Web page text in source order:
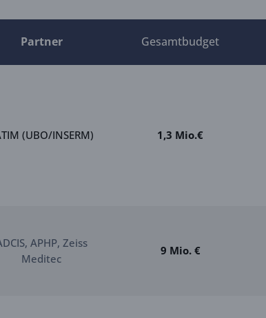
Partner Gesamtbudget
(UBO/INSERM) 1,3 Mio.€
APHP, Zeiss
Meditec
9 Mio. €